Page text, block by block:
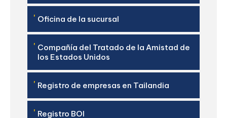
' Oficina de la sucursal
' Compañía del Tratado de la Amistad de
los Estados Unidos
' Registro de empresas en Tailandia
' Registro BOI